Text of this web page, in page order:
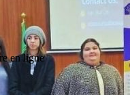
en ligne